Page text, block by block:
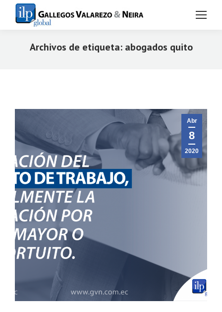
Archivos de etiqueta: abogados quito
Abr
8
2020